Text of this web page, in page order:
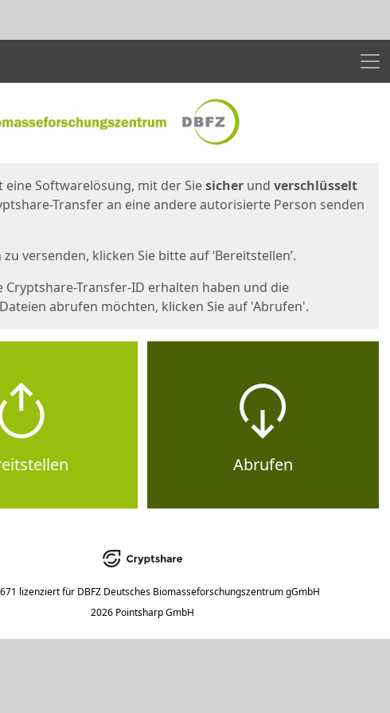
Menü
eine Softwarelösung, mit der Siesicher und verschlüsselt
Transfer an eine andere autorisierte Person senden
versenden, klicken Sie bitte auf ‘Bereitstellen’.
Cryptshare-Transfer-ID erhalten haben und die
abrufen möchten, klicken Sie auf 'Abrufen'.
Abrufen
lizenziert für DBFZ Deutsches Biomasseforschungszentrum gGmbH
2026 Pointsharp GmbH